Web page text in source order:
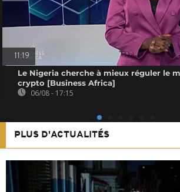
11:19
Le Nigeria cherche à mieux réguler le
crypto [Business Africa]
06/08 - 17:15
PLUS D'ACTUALITÉS